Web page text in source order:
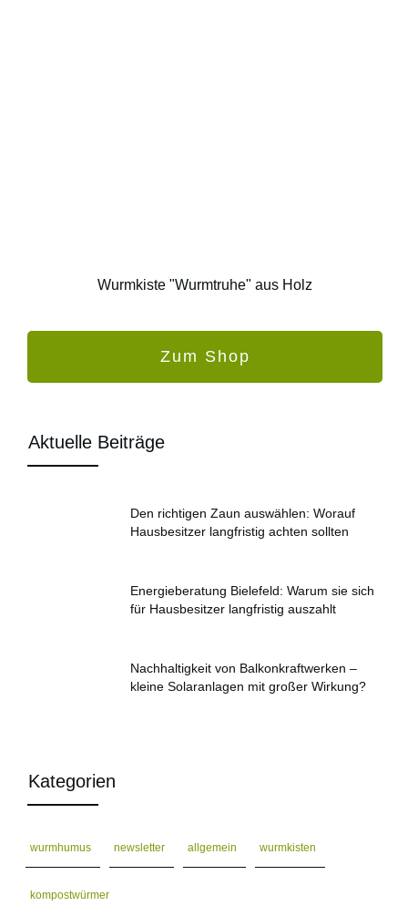
Wurmkiste "Wurmtruhe" aus Holz
Zum Shop
Aktuelle Beiträge
Den richtigen Zaun auswählen: Worauf
Hausbesitzer langfristig achten sollten
Energieberatung Bielefeld: Warum sie sich
für Hausbesitzer langfristig auszahlt
Nachhaltigkeit von Balkonkraftwerken –
kleine Solaranlagen mit großer Wirkung?
Kategorien
wurmhumus newsletter allgemein wurmkisten
kompostwürmer